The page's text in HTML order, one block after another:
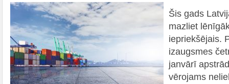
Šis gads
mazliet
iepriekšējais.
izaugsmes
janvārī
vērojams